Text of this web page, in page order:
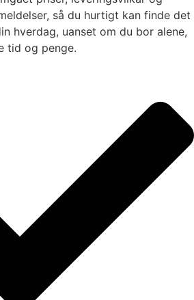
så du hurtigt kan finde det
hverdag, uanset om du bor alene,
tid og penge.